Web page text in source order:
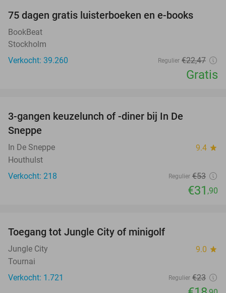
75 dagen gratis luisterboeken en e-books
BookBeat
Stockholm
Verkocht: 39.260
Regulier €22,47
Gratis
3-gangen keuzelunch of -diner bij In De
Sneppe
In De Sneppe 9.4 star
Houthulst
Verkocht: 218
Regulier €53
€31 ,90
Toegang tot Jungle City of minigolf
Jungle City 9.0 star
Tournai
Verkocht: 1.721
Regulier €23